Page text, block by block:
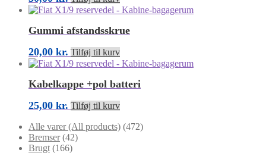
Gummi afstandsskrue
20,00 kr. Tilføj til kurv
Kabelkappe +pol batteri
25,00 kr. Tilføj til kurv
Alle varer (All products) (472)
Bremser (42)
Brugt (166)